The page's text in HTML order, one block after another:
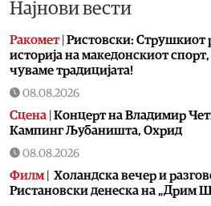
Најнови вести
Ракомет| Ристовски: Струшкиот
историја на македонскиот
чуваме традицијата!
08.08.2026
Сцена Концерт на Владимир
Кампинг Љубаништа, Охрид
08.08.2026
Филм
Холандска вечер и
Ристановски денеска на „Дрим